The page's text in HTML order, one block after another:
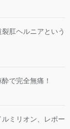
肛ヘルニアという
で完全無痛！
ミリオン、レポー